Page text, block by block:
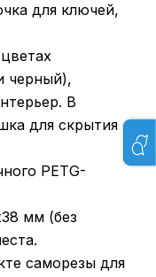
для ключей,
черный),
В
для скрытия
PETG-
мм (без
саморезы для